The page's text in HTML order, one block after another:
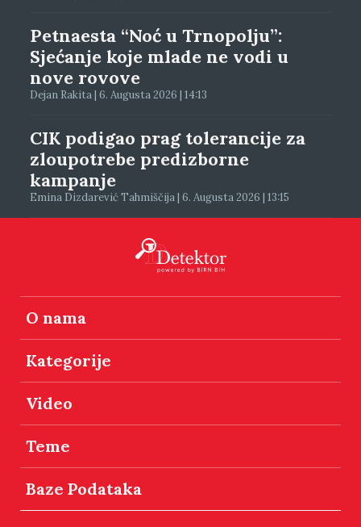
Petnaesta “Noć u Trnopolju”:
Sjećanje koje mlade ne vodi u
nove rovove
Dejan Rakita | 6. Augusta 2026 | 14:13
CIK podigao prag tolerancije za
zloupotrebe predizborne
kampanje
Emina Dizdarević Tahmiščija | 6. Augusta 2026 | 13:15
O nama
Kategorije
Video
Teme
Baze Podataka